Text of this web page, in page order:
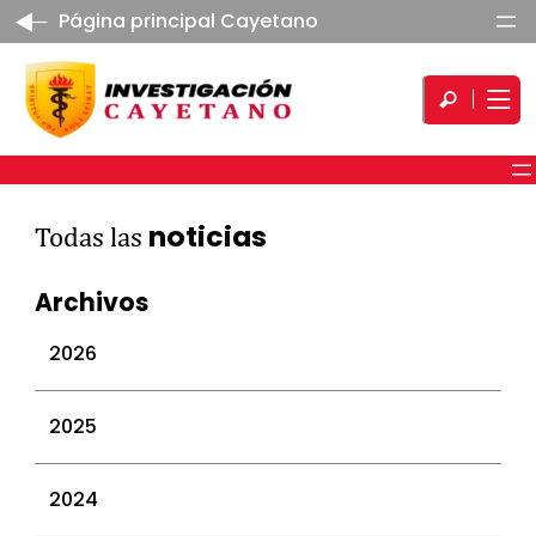
Página principal Cayetano
Todas las noticias
Archivos
2026
julio 2026
mayo 2026
2025
diciembre 2025
2024